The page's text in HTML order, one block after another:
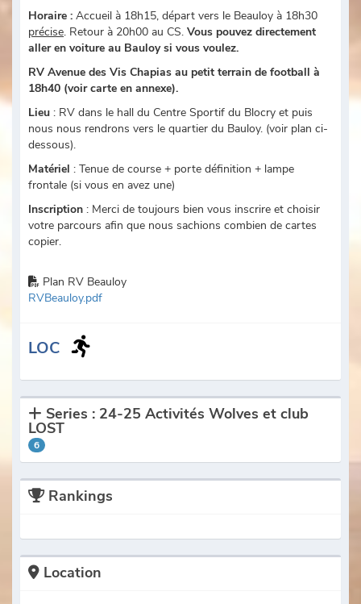
Horaire : Accueil à 18h15, départ vers le Beauloy à 18h30
précise. Retour à 20h00 au CS. Vous pouvez directement
aller en voiture au Bauloy si vous voulez.
RV Avenue des Vis Chapias au petit terrain de football à
18h40 (voir carte en annexe).
Lieu : RV dans le hall du Centre Sportif du Blocry et puis
nous nous rendrons vers le quartier du Bauloy. (voir plan ci-
dessous).
Matériel : Tenue de course + porte définition + lampe
frontale (si vous en avez une)
Inscription : Merci de toujours bien vous inscrire et choisir
votre parcours afin que nous sachions combien de cartes
copier.
Plan RV Beauloy
RVBeauloy.pdf
LOC
Series : 24-25 Activités Wolves et club
LOST
6
Rankings
Location